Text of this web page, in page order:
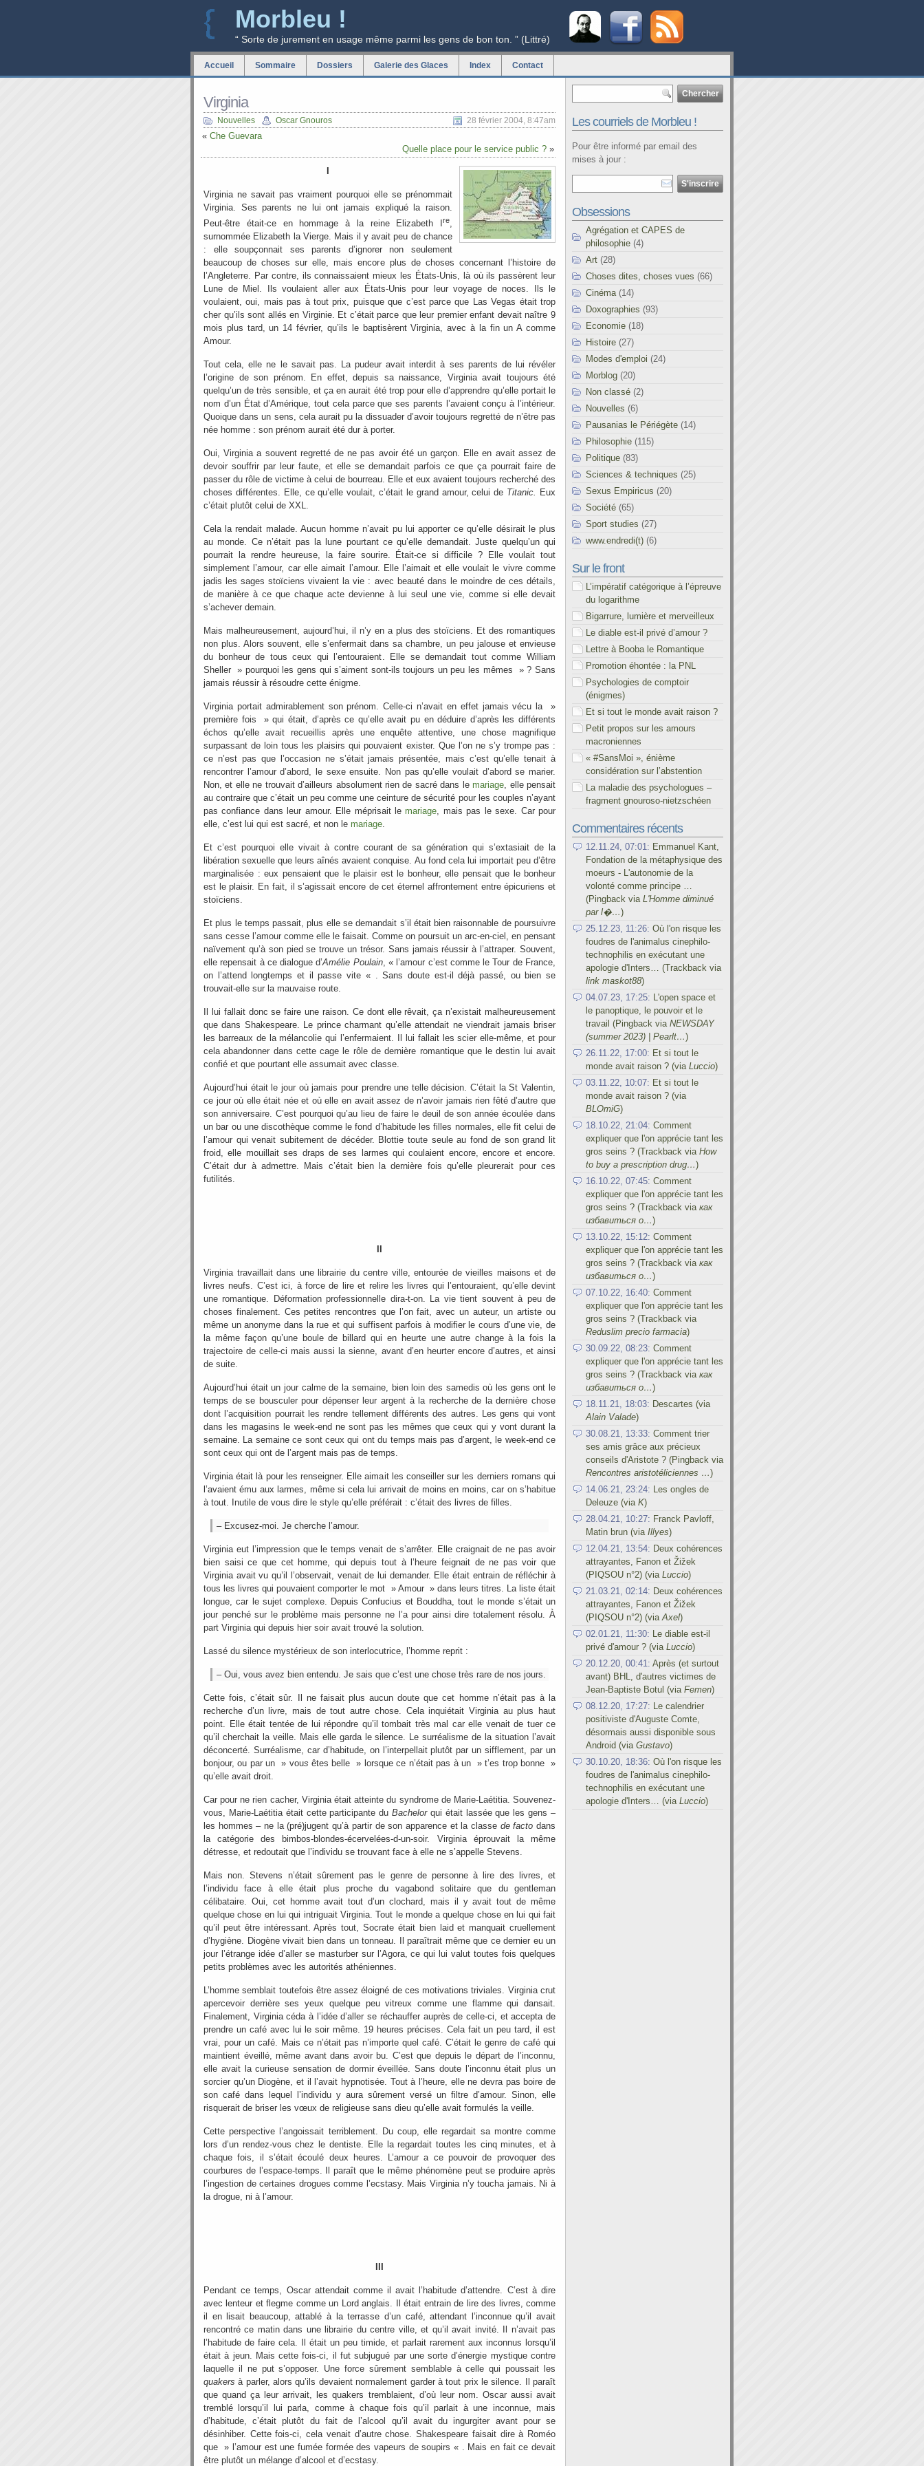
Morbleu !
“ Sorte de jurement en usage même parmi les gens de bon ton. ” (Littré)
Accueil Sommaire Dossiers Galerie des Glaces Index Contact
Virginia
Nouvelles Oscar Gnouros 28 février 2004, 8:47am
« Che Guevara
Quelle place pour le service public ? »
Virginia ne savait pas vraiment pourquoi elle se prénommait
Virginia. Ses parents ne lui ont jamais expliqué la raison.
Peut-être était-ce en hommage à la reine Elizabeth I
re,
surnommée Elizabeth la Vierge. Mais il y avait peu de chance
: elle soupçonnait ses parents d’ignorer non seulement
beaucoup de choses sur elle, mais encore plus de choses concernant l’histoire de
l’Angleterre. Par contre, ils connaissaient mieux les États-Unis, là où ils passèrent leur
Lune de Miel. Ils voulaient aller aux États-Unis pour leur voyage de noces. Ils le
voulaient, oui, mais pas à tout prix, puisque que c’est parce que Las Vegas était trop
cher qu’ils sont allés en Virginie. Et c’était parce que leur premier enfant devait naître 9
mois plus tard, un 14 février, qu’ils le baptisèrent Virginia, avec à la fin un A comme
Amour.
Tout cela, elle ne le savait pas. La pudeur avait interdit à ses parents de lui révéler
l’origine de son prénom. En effet, depuis sa naissance, Virginia avait toujours été
quelqu’un de très sensible, et ça en aurait été trop pour elle d’apprendre qu’elle portait le
nom d’un État d’Amérique, tout cela parce que ses parents l’avaient conçu à l’intérieur.
Quoique dans un sens, cela aurait pu la dissuader d’avoir toujours regretté de n’être pas
née homme : son prénom aurait été dur à porter.
Oui, Virginia a souvent regretté de ne pas avoir été un garçon. Elle en avait assez de
devoir souffrir par leur faute, et elle se demandait parfois ce que ça pourrait faire de
passer du rôle de victime à celui de bourreau. Elle et eux avaient toujours recherché des
choses différentes. Elle, ce qu’elle voulait, c’était le grand amour, celui de Titanic. Eux
c’était plutôt celui de XXL.
Cela la rendait malade. Aucun homme n’avait pu lui apporter ce qu’elle désirait le plus
au monde. Ce n’était pas la lune pourtant ce qu’elle demandait. Juste quelqu’un qui
pourrait la rendre heureuse, la faire sourire. Était-ce si difficile ? Elle voulait tout
simplement l’amour, car elle aimait l’amour. Elle l’aimait et elle voulait le vivre comme
jadis les sages stoïciens vivaient la vie : avec beauté dans le moindre de ces détails,
de manière à ce que chaque acte devienne à lui seul une vie, comme si elle devait
s’achever demain.
Mais malheureusement, aujourd’hui, il n’y en a plus des stoïciens. Et des romantiques
non plus. Alors souvent, elle s’enfermait dans sa chambre, un peu jalouse et envieuse
du bonheur de tous ceux qui l’entouraient. Elle se demandait tout comme William
Sheller » pourquoi les gens qui s’aiment sont-ils toujours un peu les mêmes » ? Sans
jamais réussir à résoudre cette énigme.
Virginia portait admirablement son prénom. Celle-ci n’avait en effet jamais vécu la »
première fois » qui était, d’après ce qu’elle avait pu en déduire d’après les différents
échos qu’elle avait recueillis après une enquête attentive, une chose magnifique
surpassant de loin tous les plaisirs qui pouvaient exister. Que l’on ne s’y trompe pas :
ce n’est pas que l’occasion ne s’était jamais présentée, mais c’est qu’elle tenait à
rencontrer l’amour d’abord, le sexe ensuite. Non pas qu’elle voulait d’abord se marier.
Non, et elle ne trouvait d’ailleurs absolument rien de sacré dans le mariage, elle pensait
au contraire que c’était un peu comme une ceinture de sécurité pour les couples n’ayant
pas confiance dans leur amour. Elle méprisait le mariage, mais pas le sexe. Car pour
elle, c’est lui qui est sacré, et non le mariage.
Et c’est pourquoi elle vivait à contre courant de sa génération qui s’extasiait de la
libération sexuelle que leurs aînés avaient conquise. Au fond cela lui importait peu d’être
marginalisée : eux pensaient que le plaisir est le bonheur, elle pensait que le bonheur
est le plaisir. En fait, il s’agissait encore de cet éternel affrontement entre épicuriens et
stoïciens.
Et plus le temps passait, plus elle se demandait s’il était bien raisonnable de poursuivre
sans cesse l’amour comme elle le faisait. Comme on poursuit un arc-en-ciel, en pensant
naïvement qu’à son pied se trouve un trésor. Sans jamais réussir à l’attraper. Souvent,
elle repensait à ce dialogue d’Amélie Poulain, « l’amour c’est comme le Tour de France,
on l’attend longtemps et il passe vite « . Sans doute est-il déjà passé, ou bien se
trouvait-elle sur la mauvaise route.
Il lui fallait donc se faire une raison. Ce dont elle rêvait, ça n’existait malheureusement
que dans Shakespeare. Le prince charmant qu’elle attendait ne viendrait jamais briser
les barreaux de la mélancolie qui l’enfermaient. Il lui fallait les scier elle-même, et pour
cela abandonner dans cette cage le rôle de dernière romantique que le destin lui avait
confié et que pourtant elle assumait avec classe.
Aujourd’hui était le jour où jamais pour prendre une telle décision. C’était la St Valentin,
ce jour où elle était née et où elle en avait assez de n’avoir jamais rien fêté d’autre que
son anniversaire. C’est pourquoi qu’au lieu de faire le deuil de son année écoulée dans
un bar ou une discothèque comme le fond d’habitude les filles normales, elle fit celui de
l’amour qui venait subitement de décéder. Blottie toute seule au fond de son grand lit
froid, elle mouillait ses draps de ses larmes qui coulaient encore, encore et encore.
C’était dur à admettre. Mais c’était bien la dernière fois qu’elle pleurerait pour ces
futilités.
Virginia travaillait dans une librairie du centre ville, entourée de vieilles maisons et de
livres neufs. C’est ici, à force de lire et relire les livres qui l’entouraient, qu’elle devint
une romantique. Déformation professionnelle dira-t-on. La vie tient souvent à peu de
choses finalement. Ces petites rencontres que l’on fait, avec un auteur, un artiste ou
même un anonyme dans la rue et qui suffisent parfois à modifier le cours d’une vie, de
la même façon qu’une boule de billard qui en heurte une autre change à la fois la
trajectoire de celle-ci mais aussi la sienne, avant d’en heurter encore d’autres, et ainsi
de suite.
Aujourd’hui était un jour calme de la semaine, bien loin des samedis où les gens ont le
temps de se bousculer pour dépenser leur argent à la recherche de la dernière chose
dont l’acquisition pourrait les rendre tellement différents des autres. Les gens qui vont
dans les magasins le week-end ne sont pas les mêmes que ceux qui y vont durant la
semaine. La semaine ce sont ceux qui ont du temps mais pas d’argent, le week-end ce
sont ceux qui ont de l’argent mais pas de temps.
Virginia était là pour les renseigner. Elle aimait les conseiller sur les derniers romans qui
l’avaient ému aux larmes, même si cela lui arrivait de moins en moins, car on s’habitue
à tout. Inutile de vous dire le style qu’elle préférait : c’était des livres de filles.
– Excusez-moi. Je cherche l’amour.
Virginia eut l’impression que le temps venait de s’arrêter. Elle craignait de ne pas avoir
bien saisi ce que cet homme, qui depuis tout à l’heure feignait de ne pas voir que
Virginia avait vu qu’il l’observait, venait de lui demander. Elle était entrain de réfléchir à
tous les livres qui pouvaient comporter le mot » Amour » dans leurs titres. La liste était
longue, car le sujet complexe. Depuis Confucius et Bouddha, tout le monde s’était un
jour penché sur le problème mais personne ne l’a pour ainsi dire totalement résolu. À
part Virginia qui depuis hier soir avait trouvé la solution.
Lassé du silence mystérieux de son interlocutrice, l’homme reprit :
– Oui, vous avez bien entendu. Je sais que c’est une chose très rare de nos jours.
Cette fois, c’était sûr. Il ne faisait plus aucun doute que cet homme n’était pas à la
recherche d’un livre, mais de tout autre chose. Cela inquiétait Virginia au plus haut
point. Elle était tentée de lui répondre qu’il tombait très mal car elle venait de tuer ce
qu’il cherchait la veille. Mais elle garda le silence. Le surréalisme de la situation l’avait
déconcerté. Surréalisme, car d’habitude, on l’interpellait plutôt par un sifflement, par un
bonjour, ou par un » vousêtes belle » lorsque ce n’était pas à un » t’es trop bonne »
qu’elle avait droit.
Car pour ne rien cacher, Virginia était atteinte du syndrome de Marie-Laétitia. Souvenez-
vous, Marie-Laétitia était cette participante duBachelorqui était lassée que les gens –
les hommes – ne la (pré)jugent qu’à partir de son apparence et la classe de facto dans
la catégorie des bimbos-blondes-écervelées-d-un-soir. Virginia éprouvait la même
détresse, et redoutait que l’individu se trouvant face à elle ne s’appelle Stevens.
Mais non. Stevens n’était sûrement pas le genre de personne à lire des livres, et
l’individu face à elle était plus proche du vagabond solitaire que du gentleman
célibataire. Oui, cet homme avait tout d’un clochard, mais il y avait tout de même
quelque chose en lui qui intriguait Virginia. Tout le monde a quelque chose en lui qui fait
qu’il peut être intéressant. Après tout, Socrate était bien laid et manquait cruellement
d’hygiène. Diogène vivait bien dans un tonneau. Il paraîtrait même que ce dernier eu un
jour l’étrange idée d’aller se masturber sur l’Agora, ce qui lui valut toutes fois quelques
petits problèmes avec les autorités athéniennes.
L’homme semblait toutefois être assez éloigné de ces motivations triviales. Virginia crut
apercevoir derrière ses yeux quelque peu vitreux comme une flamme qui dansait.
Finalement, Virginia céda à l’idée d’aller se réchauffer auprès de celle-ci, et accepta de
prendre un café avec lui le soir même. 19 heures précises. Cela fait un peu tard, il est
vrai, pour un café. Mais ce n’était pas n’importe quel café. C’était le genre de café qui
maintient éveillé, même avant dans avoir bu. C’est que depuis le départ de l’inconnu,
elle avait la curieuse sensation de dormir éveillée. Sans doute l’inconnu était plus un
sorcier qu’un Diogène, et il l’avait hypnotisée. Tout à l’heure, elle ne devra pas boire de
son café dans lequel l’individu y aura sûrement versé un filtre d’amour. Sinon, elle
risquerait de briser les vœux de religieuse sans dieu qu’elle avait formulés la veille.
Cette perspective l’angoissait terriblement. Du coup, elle regardait sa montre comme
lors d’un rendez-vous chez le dentiste. Elle la regardait toutes les cinq minutes, et à
chaque fois, il s’était écoulé deux heures. L’amour a ce pouvoir de provoquer des
courbures de l’espace-temps. Il paraît que le même phénomène peut se produire après
l’ingestion de certaines drogues comme l’ecstasy. Mais Virginia n’y toucha jamais. Ni à
la drogue, ni à l’amour.
Pendant ce temps, Oscar attendait comme il avait l’habitude d’attendre. C’est à dire
avec lenteur et flegme comme un Lord anglais. Il était entrain de lire des livres, comme
il en lisait beaucoup, attablé à la terrasse d’un café, attendant l’inconnue qu’il avait
rencontré ce matin dans une librairie du centre ville, et qu’il avait invité. Il n’avait pas
l’habitude de faire cela. Il était un peu timide, et parlait rarement aux inconnus lorsqu’il
était à jeun. Mais cette fois-ci, il fut subjugué par une sorte d’énergie mystique contre
laquelle il ne put s’opposer. Une force sûrement semblable à celle qui poussait les
quakers à parler, alors qu’ils devaient normalement garder à tout prix le silence. Il paraît
que quand ça leur arrivait, les quakers tremblaient, d’où leur nom. Oscar aussi avait
tremblé lorsqu’il lui parla, comme à chaque fois qu’il parlait à une inconnue, mais
d’habitude, c’était plutôt du fait de l’alcool qu’il avait du ingurgiter avant pour se
désinhiber. Cette fois-ci, cela venait d’autre chose. Shakespeare faisait dire à Roméo
que » l’amour est une fumée formée des vapeurs de soupirs « . Mais en fait ce devait
être plutôt un mélange d’alcool et d’ecstasy.
Les courriels de Morbleu !
Pour être informé par email des
mises à jour :
Obsessions
Agrégation et CAPES de
philosophie (4)
Art (28)
Choses dites, choses vues (66)
Cinéma (14)
Doxographies (93)
Economie (18)
Histoire (27)
Modes d'emploi (24)
Morblog (20)
Non classé (2)
Nouvelles (6)
Pausanias le Périégète (14)
Philosophie (115)
Politique (83)
Sciences & techniques (25)
Sexus Empiricus (20)
Société (65)
Sport studies (27)
www.endredi(t) (6)
Sur le front
L’impératif catégorique à l’épreuve
du logarithme
Bigarrure, lumière et merveilleux
Le diable est-il privé d’amour ?
Lettre à Booba le Romantique
Promotion éhontée : la PNL
Psychologies de comptoir
(énigmes)
Et si tout le monde avait raison ?
Petit propos sur les amours
macroniennes
« #SansMoi », énième
considération sur l’abstention
La maladie des psychologues –
fragment gnouroso-nietzschéen
Commentaires récents
12.11.24, 07:01: Emmanuel Kant,
Fondation de la métaphysique des
moeurs - L'autonomie de la
volonté comme principe …
(Pingback via L'Homme diminué
par l�…)
25.12.23, 11:26: Où l'on risque les
foudres de l'animalus cinephilo-
technophilis en exécutant une
apologie d'Inters… (Trackback via
link maskot88)
04.07.23, 17:25: L'open space et
le panoptique, le pouvoir et le
travail (Pingback via NEWSDAY
(summer 2023) | Pearlt…)
26.11.22, 17:00: Et si tout le
monde avait raison ? (via Luccio)
03.11.22, 10:07: Et si tout le
monde avait raison ? (via
BLOmiG)
18.10.22, 21:04: Comment
expliquer que l'on apprécie tant les
gros seins ? (Trackback via How
to buy a prescription drug…)
16.10.22, 07:45: Comment
expliquer que l'on apprécie tant les
gros seins ? (Trackback via как
избавиться о…)
13.10.22, 15:12: Comment
expliquer que l'on apprécie tant les
gros seins ? (Trackback via как
избавиться о…)
07.10.22, 16:40: Comment
expliquer que l'on apprécie tant les
gros seins ? (Trackback via
Reduslim precio farmacia)
30.09.22, 08:23: Comment
expliquer que l'on apprécie tant les
gros seins ? (Trackback via как
избавиться о…)
18.11.21, 18:03: Descartes (via
Alain Valade)
30.08.21, 13:33: Comment trier
ses amis grâce aux précieux
conseils d'Aristote ? (Pingback via
Rencontres aristotéliciennes …)
14.06.21, 23:24: Les ongles de
Deleuze (via K)
28.04.21, 10:27: Franck Pavloff,
Matin brun (via Illyes)
12.04.21, 13:54: Deux cohérences
attrayantes, Fanon et Žižek
(PIQSOU n°2) (via Luccio)
21.03.21, 02:14: Deux cohérences
attrayantes, Fanon et Žižek
(PIQSOU n°2) (via Axel)
02.01.21, 11:30: Le diable est-il
privé d'amour ? (via Luccio)
20.12.20, 00:41: Après (et surtout
avant) BHL, d'autres victimes de
Jean-Baptiste Botul (via Femen)
08.12.20, 17:27: Le calendrier
positiviste d'Auguste Comte,
désormais aussi disponible sous
Android (via Gustavo)
30.10.20, 18:36: Où l'on risque les
foudres de l'animalus cinephilo-
technophilis en exécutant une
apologie d'Inters… (via Luccio)